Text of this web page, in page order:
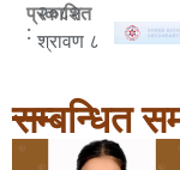
प्रकाशित
:
२०८२
श्रावण ८
सम्बन्धित